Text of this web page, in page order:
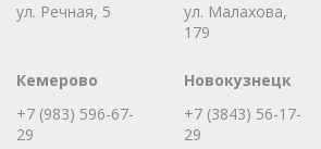
ул. Речная, 5
ул. Малахова,
179
Кемерово
+7 (983) 596-67-
29
Новокузнецк
+7 (3843) 56-17-
29